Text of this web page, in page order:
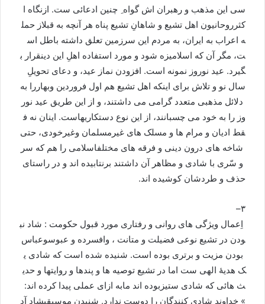
سی این مذهب و رهبران اش گواه چنین ادعائی ست. ازنگاه ا
کثرروحانیون اهل تشیع و شاهانِ تشیع پناه هر آنچه به قبلاز حمل
ه اعراب به ایران، به مردم این سرزمین تعلق داشته باطل اس
ت، مگر آن که اسلامیزه شود و مورد استفاده اهلِ این دینقرار ب
گیرد. عید نوروز نمونه است. افزودن نماز عید، و دعای تحویلِ
سال نو و تلاش برای اینکه اهل تشیع هم اول فروردین وبهاررا به
دلائل مذهبی متعدد گرامی می داشتند، و از این طریق عید نور
وز را به خود می چسبانند، از این نوع دستکاریهاست. اینان نه ف
قط ادیان و مرام ها و مسلک های غیرمسلمان وغیرخودی، حتی
شاخه های درون دینی و فرقه های مختلفاسلامی را هم که سر
و سّری با شادی و مظاهر آن داشتند برنتابیده اند و در راستای
حذف و طردشان کوشیده اند.
۳–
اِعمال ویژگی های روانی و رفتاری مورد قبول حکومت : شاد نب
ودن در تشیع نوعی فضیلت و متانت ، وافسرده و عبوسوعباس
بودن مزیت و برتری بوده است. شنیده شده است که شادی ی
ک هدیۀ الهی ست اما در تشیع توصیه ها و پندها و روایتها و حدی
ث هائی که شادی ستیزبوده اند مابه ازای عملی پیدا کرده اند:
» خداوند شادی کنندگان را دوست ندارد. شنیدن موسیقیشاد آد